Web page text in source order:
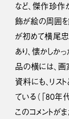
など、傑作珍作
飾が絵の周囲を
が初めて横尾
あり、懐かしか
品の横には、画
資料にも、リス
ている（「80年
このコメント